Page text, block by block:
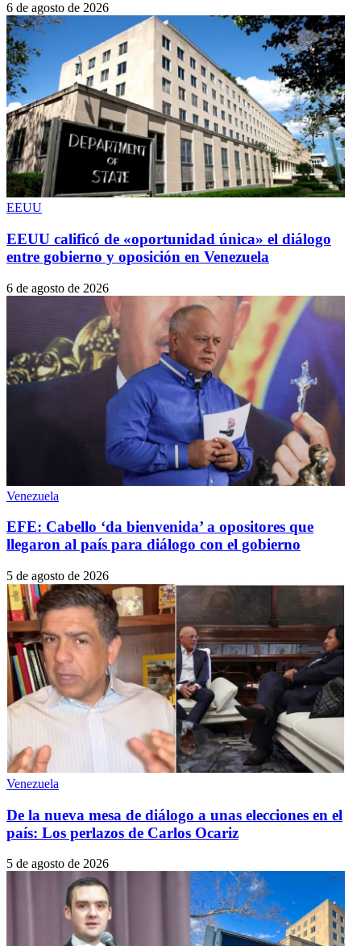
6 de agosto de 2026
EEUU
EEUU calificó de «oportunidad única» el diálogo
entre gobierno y oposición en Venezuela
6 de agosto de 2026
Venezuela
EFE: Cabello ‘da bienvenida’ a opositores que
llegaron al país para diálogo con el gobierno
5 de agosto de 2026
Venezuela
De la nueva mesa de diálogo a unas elecciones en el
país: Los perlazos de Carlos Ocariz
5 de agosto de 2026